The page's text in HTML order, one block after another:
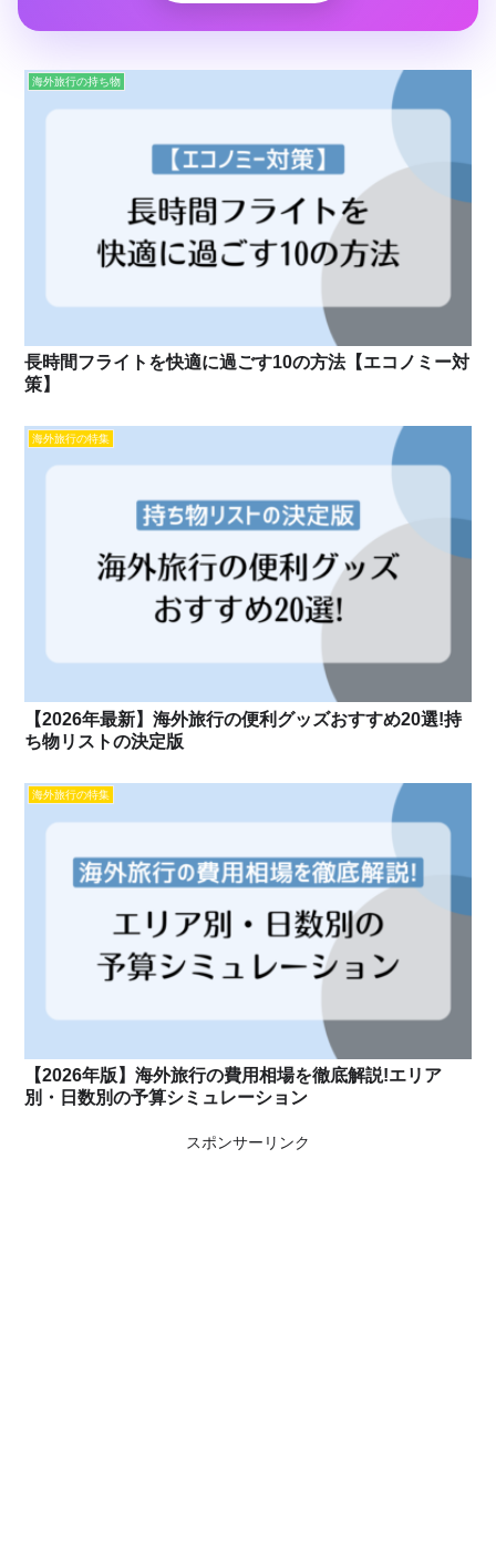
海外旅行の持ち物
長時間フライトを快適に過ごす10の方法【エコノミー対
策】
海外旅行の特集
【2026年最新】海外旅行の便利グッズおすすめ20選!持
ち物リストの決定版
海外旅行の特集
【2026年版】海外旅行の費用相場を徹底解説!エリア
別・日数別の予算シミュレーション
スポンサーリンク